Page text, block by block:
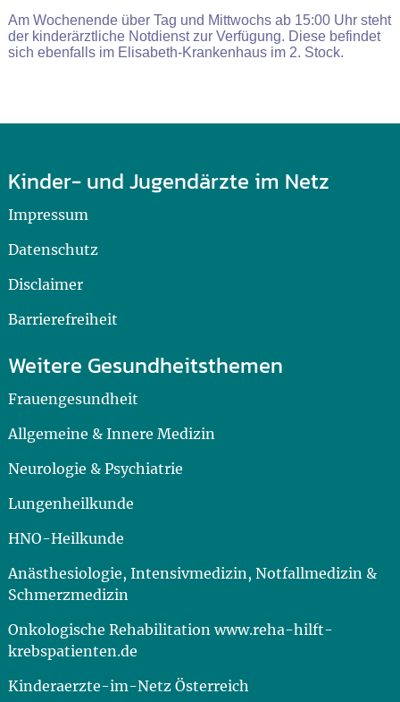
Am Wochenende über Tag und Mittwochs ab 15:00 Uhr steht
der kinderärztliche Notdienst zur Verfügung. Diese befindet
sich ebenfalls im Elisabeth-Krankenhaus im 2. Stock.
Kinder- und Jugendärzte im Netz
Impressum
Datenschutz
Disclaimer
Barrierefreiheit
Weitere Gesundheitsthemen
Frauengesundheit
Allgemeine & Innere Medizin
Neurologie & Psychiatrie
Lungenheilkunde
HNO-Heilkunde
Anästhesiologie, Intensivmedizin, Notfallmedizin &
Schmerzmedizin
Onkologische Rehabilitation www.reha-hilft-
krebspatienten.de
Kinderaerzte-im-Netz Österreich